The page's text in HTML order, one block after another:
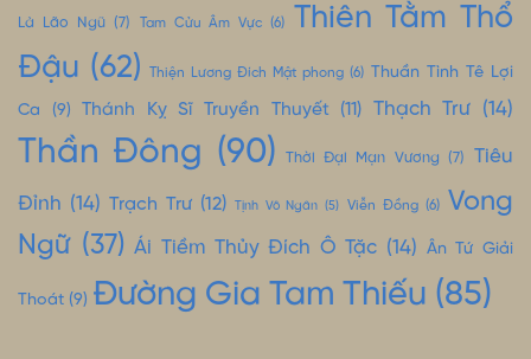
Là Lão Ngũ(7) Tam Cửu Âm Vực (6)
Thiên Tằm Thổ
Đậu (62) Thiện Lương Đích Mật phong (6) Thuần Tình Tê Lợi
Ca (9) Thánh Kỵ Sĩ Truyền Thuyết(11) Thạch Trư (14)
Thần Đông (90) Thời Đại Mạn Vương (7) Tiêu
Đỉnh (14) Trạch Trư(12) Tịnh Vô Ngân (5) Viễn Đồng (6) Vong
Ngữ(37) Ái Tiềm Thủy Đích Ô Tặc (14) Ân Tứ Giải
Thoát (9) Đường Gia Tam Thiếu (85)